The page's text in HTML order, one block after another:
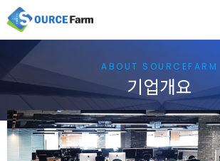
ABOUT SOURCEFARM
기업개요